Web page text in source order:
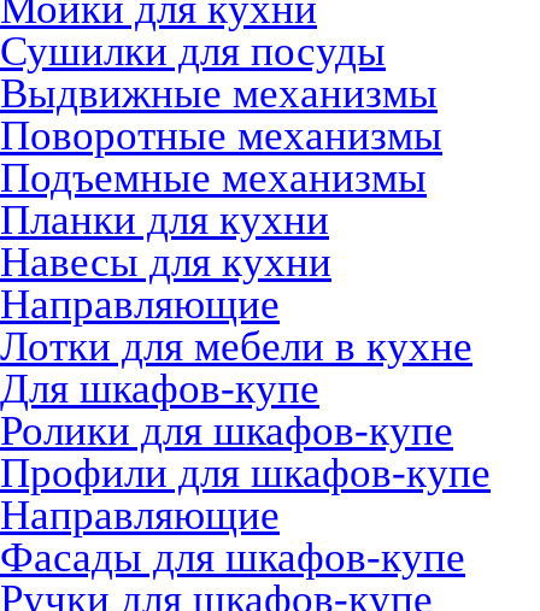
Сушилки для посуды
Выдвижные механизмы
Поворотные механизмы
Подъемные механизмы
Планки для кухни
Навесы для кухни
Направляющие
Лотки для мебели в кухне
Для шкафов-купе
Ролики для шкафов-купе
Профили для шкафов-купе
Направляющие
Фасады для шкафов-купе
Ручки для шкафов-купе